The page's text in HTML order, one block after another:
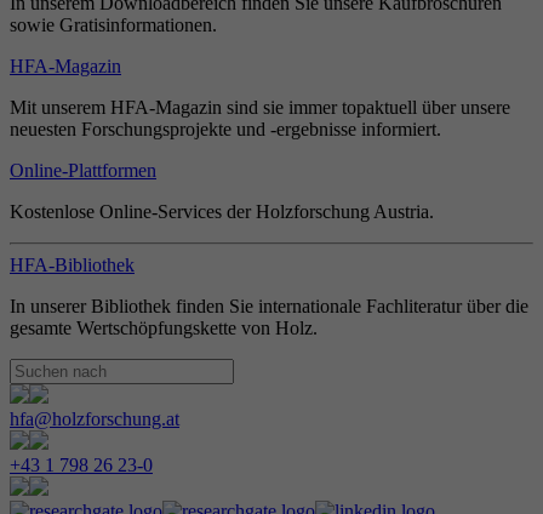
sowie Gratisinformationen.
HFA-Magazin
Mit unserem HFA-Magazin sind sie immer topaktuell über unsere
neuesten Forschungsprojekte und -ergebnisse informiert.
Online-Plattformen
Kostenlose Online-Services der Holzforschung Austria.
HFA-Bibliothek
In unserer Bibliothek finden Sie internationale Fachliteratur über die
gesamte Wertschöpfungskette von Holz.
hfa@holzforschung.at
+43 1 798 26 23-0